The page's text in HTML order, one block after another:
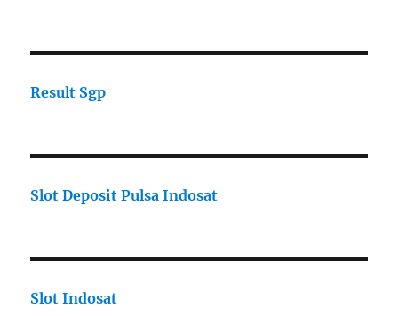
Result Sgp
Slot Deposit Pulsa Indosat
Slot Indosat